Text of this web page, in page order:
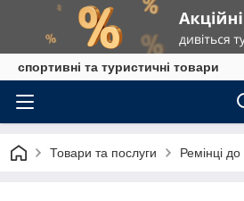
спортивні та туристичні товари
Товари та послуги Ремінці